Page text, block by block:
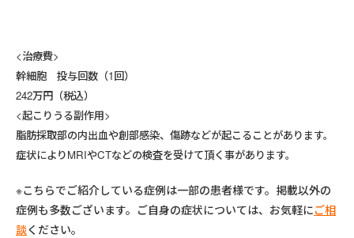
<治療費>
幹細胞 投与回数（1回）
242万円（税込）
<起こりうる副作用>
脂肪採取部の内出血や創部感染、傷跡などが起こることがあります。
症状によりMRIやCTなどの検査を受けて頂く事があります。
※こちらでご紹介している症例は一部の患者様です。掲載以外の
症例も多数ございます。ご自身の症状については、お気軽にご相
談ください。